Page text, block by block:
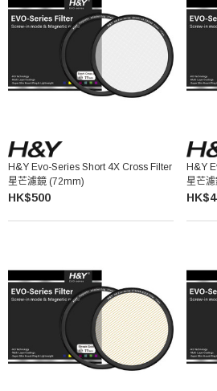
H&Y Evo-Series Short 4X Cross Filter
星芒濾鏡 (72mm)
HK$500
H&Y
星芒